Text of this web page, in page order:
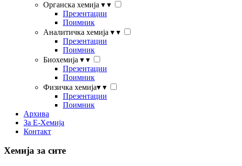
Органска хемија ▾ ▾
Презентации
Поимник
Аналитичка хемија ▾ ▾
Презентации
Поимник
Биохемија ▾ ▾
Презентации
Поимник
Физичка хемија▾ ▾
Презентации
Поимник
Архива
За Е-Хемија
Контакт
Хемија за сите